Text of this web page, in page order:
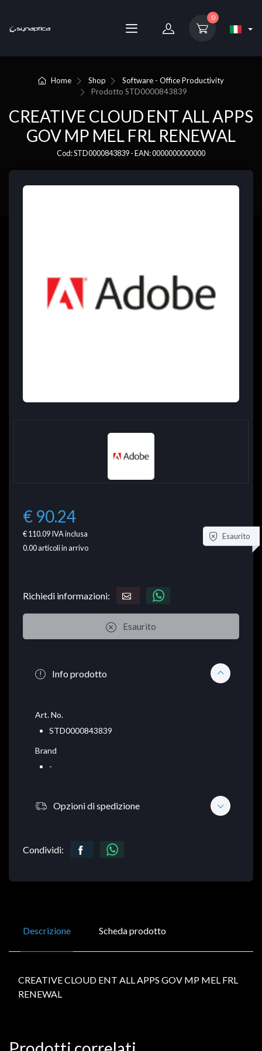
0
Home Shop
Software - Office Productivity
ProdottoSTD0000843839
CREATIVE CLOUD ENT ALL APPS
GOV MP MEL FRL RENEWAL
Cod: STD0000843839 - EAN: 0000000000000
€ 90.24
€ 110.09IVA inclusa
0.00articoli in arrivo
Esaurito
Richiedi informazioni:
Esaurito
Info prodotto
Art. No.
STD0000843839
Brand
-
Opzioni di spedizione
Condividi:
Descrizione Scheda prodotto
CREATIVE CLOUD ENT ALL APPS GOV MP MEL FRL
RENEWAL